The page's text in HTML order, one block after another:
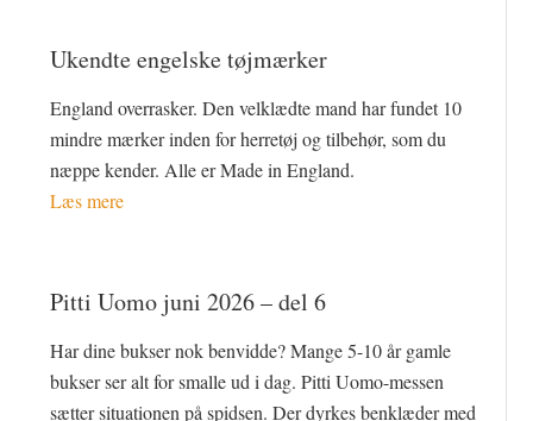
Ukendte engelske tøjmærker
England overrasker. Den velklædte mand har fundet 10
mindre mærker inden for herretøj og tilbehør, som du
næppe kender. Alle er Made in England.
Læs mere
Pitti Uomo juni 2026 – del 6
Har dine bukser nok benvidde? Mange 5-10 år gamle
bukser ser alt for smalle ud i dag. Pitti Uomo-messen
sætter situationen på spidsen. Der dyrkes benklæder med